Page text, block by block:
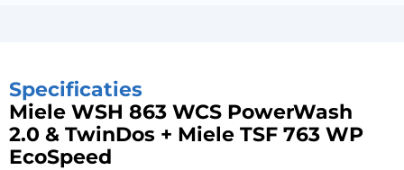
Specificaties
Miele WSH 863 WCS PowerWash
2.0 & TwinDos + Miele TSF 763 WP
EcoSpeed